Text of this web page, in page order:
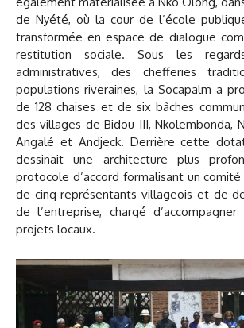
de Nyété, où la cour de l’école
transformée en espace de dialogue
restitution sociale. Sous les
administratives, des chefferies
populations riveraines, la Socapalm a
de 128 chaises et de six bâches
des villages de Bidou III, Nkolembonda,
Angalé et Andjeck. Derrière cette
dessinait une architecture plus
protocole d’accord formalisant un
de cinq représentants villageois et de
de l’entreprise, chargé
projets locaux.